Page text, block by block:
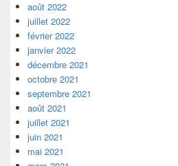
août 2022
juillet 2022
février 2022
janvier 2022
décembre 2021
octobre 2021
septembre 2021
août 2021
juillet 2021
juin 2021
mai 2021